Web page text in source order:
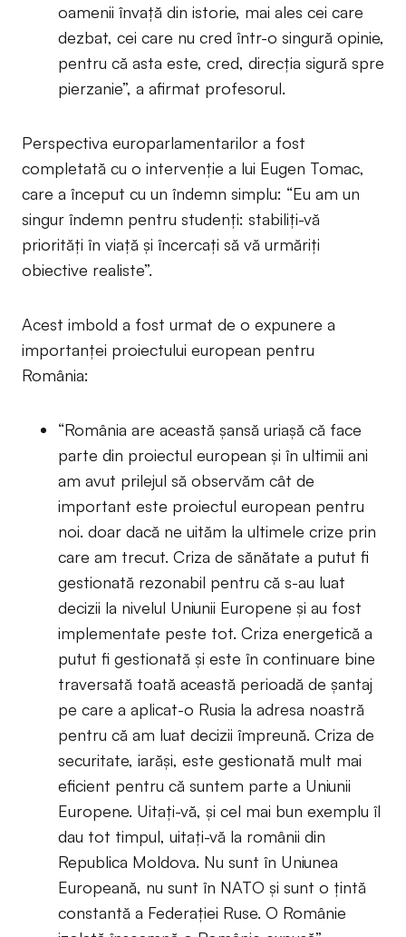
oamenii învață din istorie, mai ales cei care
dezbat, cei care nu cred într-o singură opinie,
pentru că asta este, cred, direcția sigură spre
pierzanie”, a afirmat profesorul.
Perspectiva europarlamentarilor a fost
completată cu o intervenție a lui Eugen Tomac,
care a început cu un îndemn simplu: “Eu am un
singur îndemn pentru studenți: stabiliți-vă
priorități în viață și încercați să vă urmăriți
obiective realiste”.
Acest imbold a fost urmat de o expunere a
importanței proiectului european pentru
România:
“România are această șansă uriașă că face
parte din proiectul european și în ultimii ani
am avut prilejul să observăm cât de
important este proiectul european pentru
noi. doar dacă ne uităm la ultimele crize prin
care am trecut. Criza de sănătate a putut fi
gestionată rezonabil pentru că s-au luat
decizii la nivelul Uniunii Europene și au fost
implementate peste tot. Criza energetică a
putut fi gestionată și este în continuare bine
traversată toată această perioadă de șantaj
pe care a aplicat-o Rusia la adresa noastră
pentru că am luat decizii împreună. Criza de
securitate, iarăși, este gestionată mult mai
eficient pentru că suntem parte a Uniunii
Europene. Uitați-vă, și cel mai bun exemplu îl
dau tot timpul, uitați-vă la românii din
Republica Moldova. Nu sunt în Uniunea
Europeană, nu sunt în NATO și sunt o țintă
constantă a Federației Ruse. O Românie